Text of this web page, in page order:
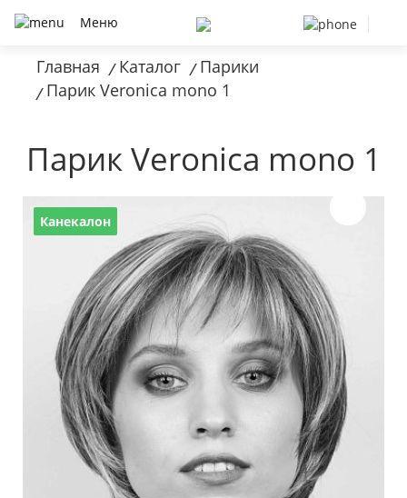
Меню
Главная / Каталог / Парики
/ Парик Veronica mono 1
Парик Veronica mono 1
Канекалон